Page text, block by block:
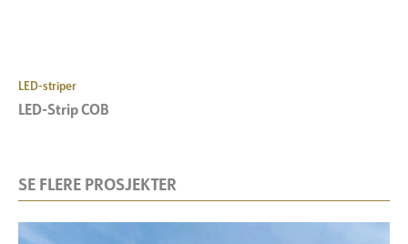
LED-striper
LED-Strip COB
SE FLERE PROSJEKTER